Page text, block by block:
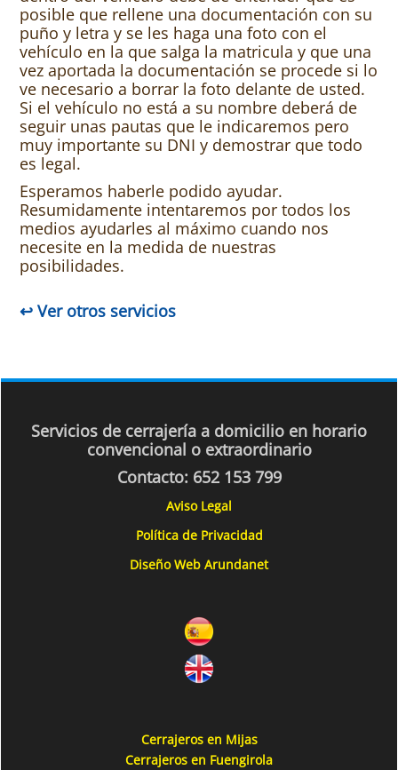
posible que rellene una documentación con su
puño y letra y se les haga una foto con el
vehículo en la que salga la matricula y que una
vez aportada la documentación se procede si lo
ve necesario a borrar la foto delante de usted.
Si el vehículo no está a su nombre deberá de
seguir unas pautas que le indicaremos pero
muy importante su DNI y demostrar que todo
es legal.
Esperamos haberle podido ayudar.
Resumidamente intentaremos por todos los
medios ayudarles al máximo cuando nos
necesite en la medida de nuestras
posibilidades.
↩ Ver otros servicios
Servicios de cerrajería a domicilio en horario
convencional o extraordinario
Contacto: 652 153 799
Aviso Legal
Política de Privacidad
Diseño Web Arundanet
Cerrajeros en Mijas
Cerrajeros en Fuengirola